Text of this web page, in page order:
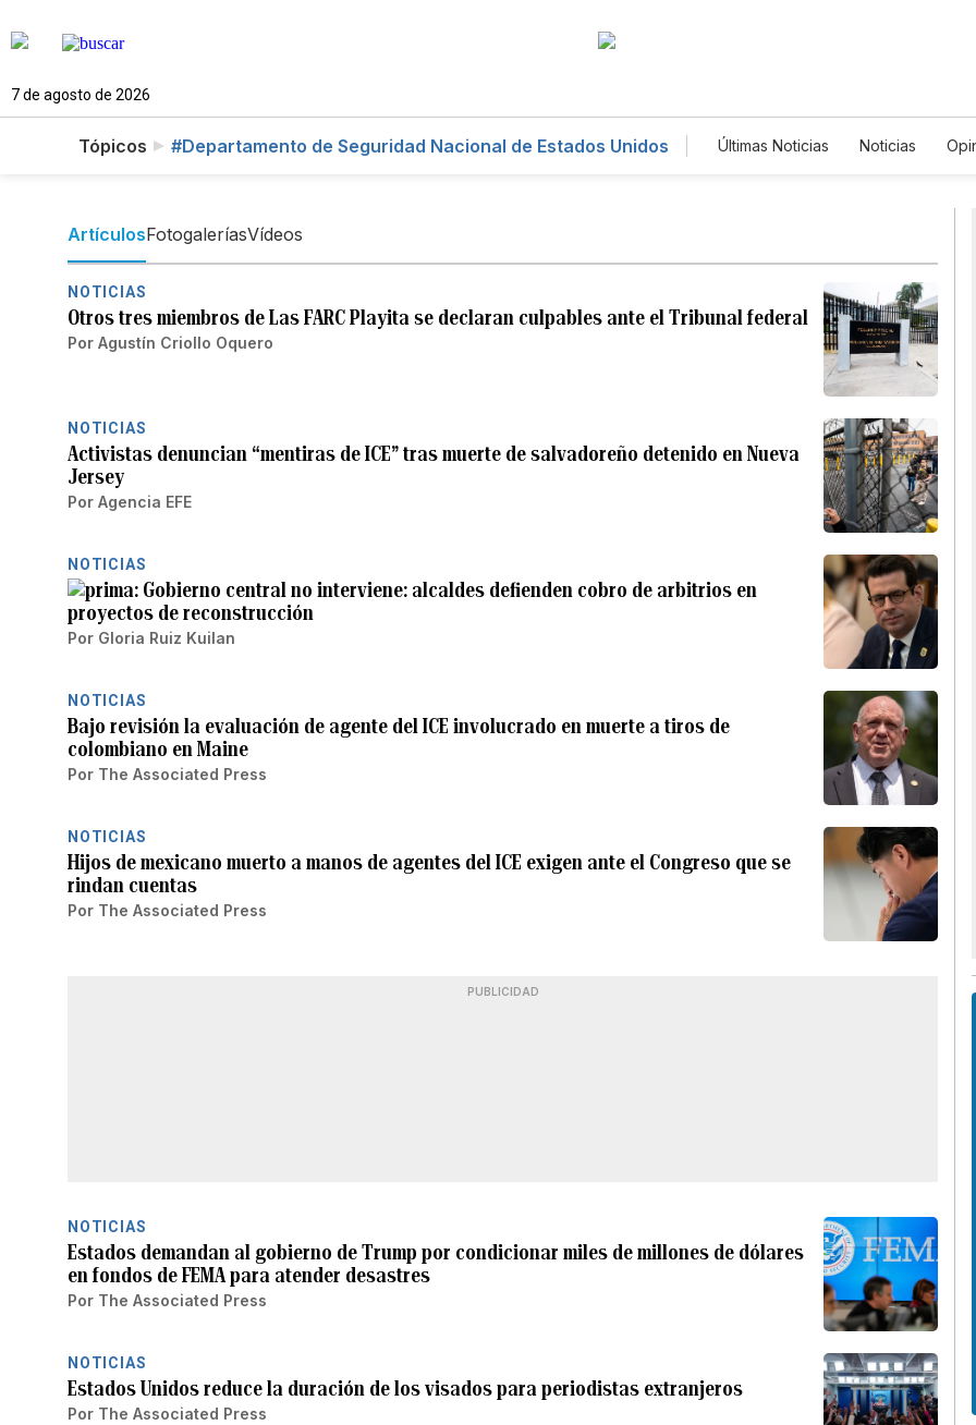
7 de agosto de 2026
Tópicos #Departamento de Seguridad Nacional de Estados Unidos Últimas Noticias Noticias
ArtículosFotogaleríasVídeos
NOTICIAS
Otros tres miembros de Las FARC Playita se declaran culpables ante el Tribunal federal
Por Agustín Criollo Oquero
NOTICIAS
Activistas denuncian “mentiras de ICE” tras muerte de salvadoreño detenido en Nueva
Jersey
Por Agencia EFE
NOTICIAS
Gobierno central no interviene: alcaldes defienden cobro de arbitrios en
proyectos de reconstrucción
Por Gloria Ruiz Kuilan
NOTICIAS
Bajo revisión la evaluación de agente del ICE involucrado en muerte a tiros de
colombiano en Maine
Por The Associated Press
NOTICIAS
Hijos de mexicano muerto a manos de agentes del ICE exigen ante el Congreso que se
rindan cuentas
Por The Associated Press
PUBLICIDAD
NOTICIAS
Estados demandan al gobierno de Trump por condicionar miles de millones de dólares
en fondos de FEMA para atender desastres
Por The Associated Press
NOTICIAS
Estados Unidos reduce la duración de los visados para periodistas extranjeros
Por The Associated Press